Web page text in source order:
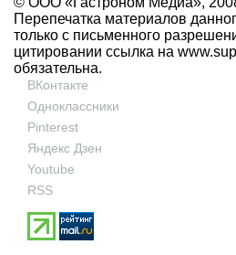
Перепечатка материалов
только с письменного
цитировании ссылка на
обязательна.
ВКонтакте
Одноклассники
Pinterest
Яндекс Дзен
Youtube
RSS